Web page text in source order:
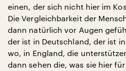
einen, der sich nicht hier im
Die Vergleichbarkeit der
dann natürlich vor Augen
der ist in Deutschland, der ist
wo, in England, die
dann sehen die, was sie hier